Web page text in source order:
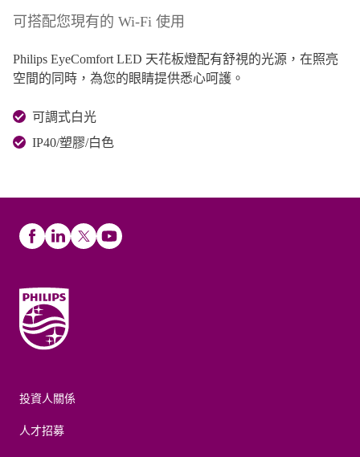
可搭配您現有的 Wi-Fi 使用
Philips EyeComfort LED 天花板燈配有舒視的光源，在照亮
空間的同時，為您的眼睛提供悉心呵護。
可調式白光
IP40/塑膠/白色
投資人關係
人才招募